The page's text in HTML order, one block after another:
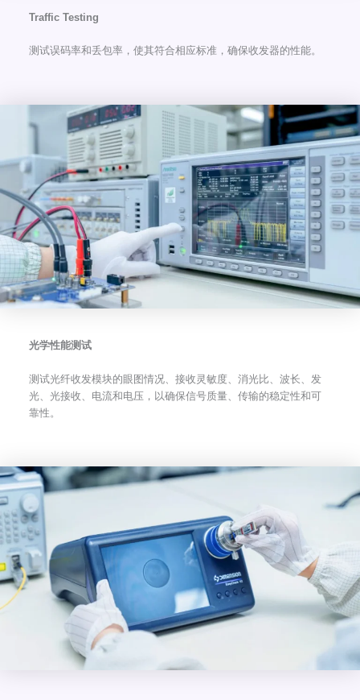
Traffic Testing
测试误码率和丢包率，使其符合相应标准，确保收发器的性能。
光学性能测试
测试光纤收发模块的眼图情况、接收灵敏度、消光比、波长、发
光、光接收、电流和电压，以确保信号质量、传输的稳定性和可
靠性。